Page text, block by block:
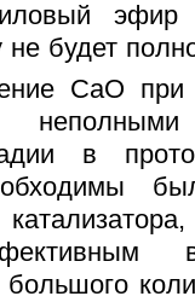
не будет
CaO
в